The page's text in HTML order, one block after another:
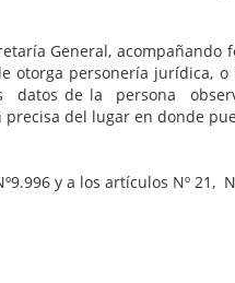
General, acompañando
otorga personería jurídica, o
datos de la persona
del lugar en donde
y a los artículos Nº 21, Nº